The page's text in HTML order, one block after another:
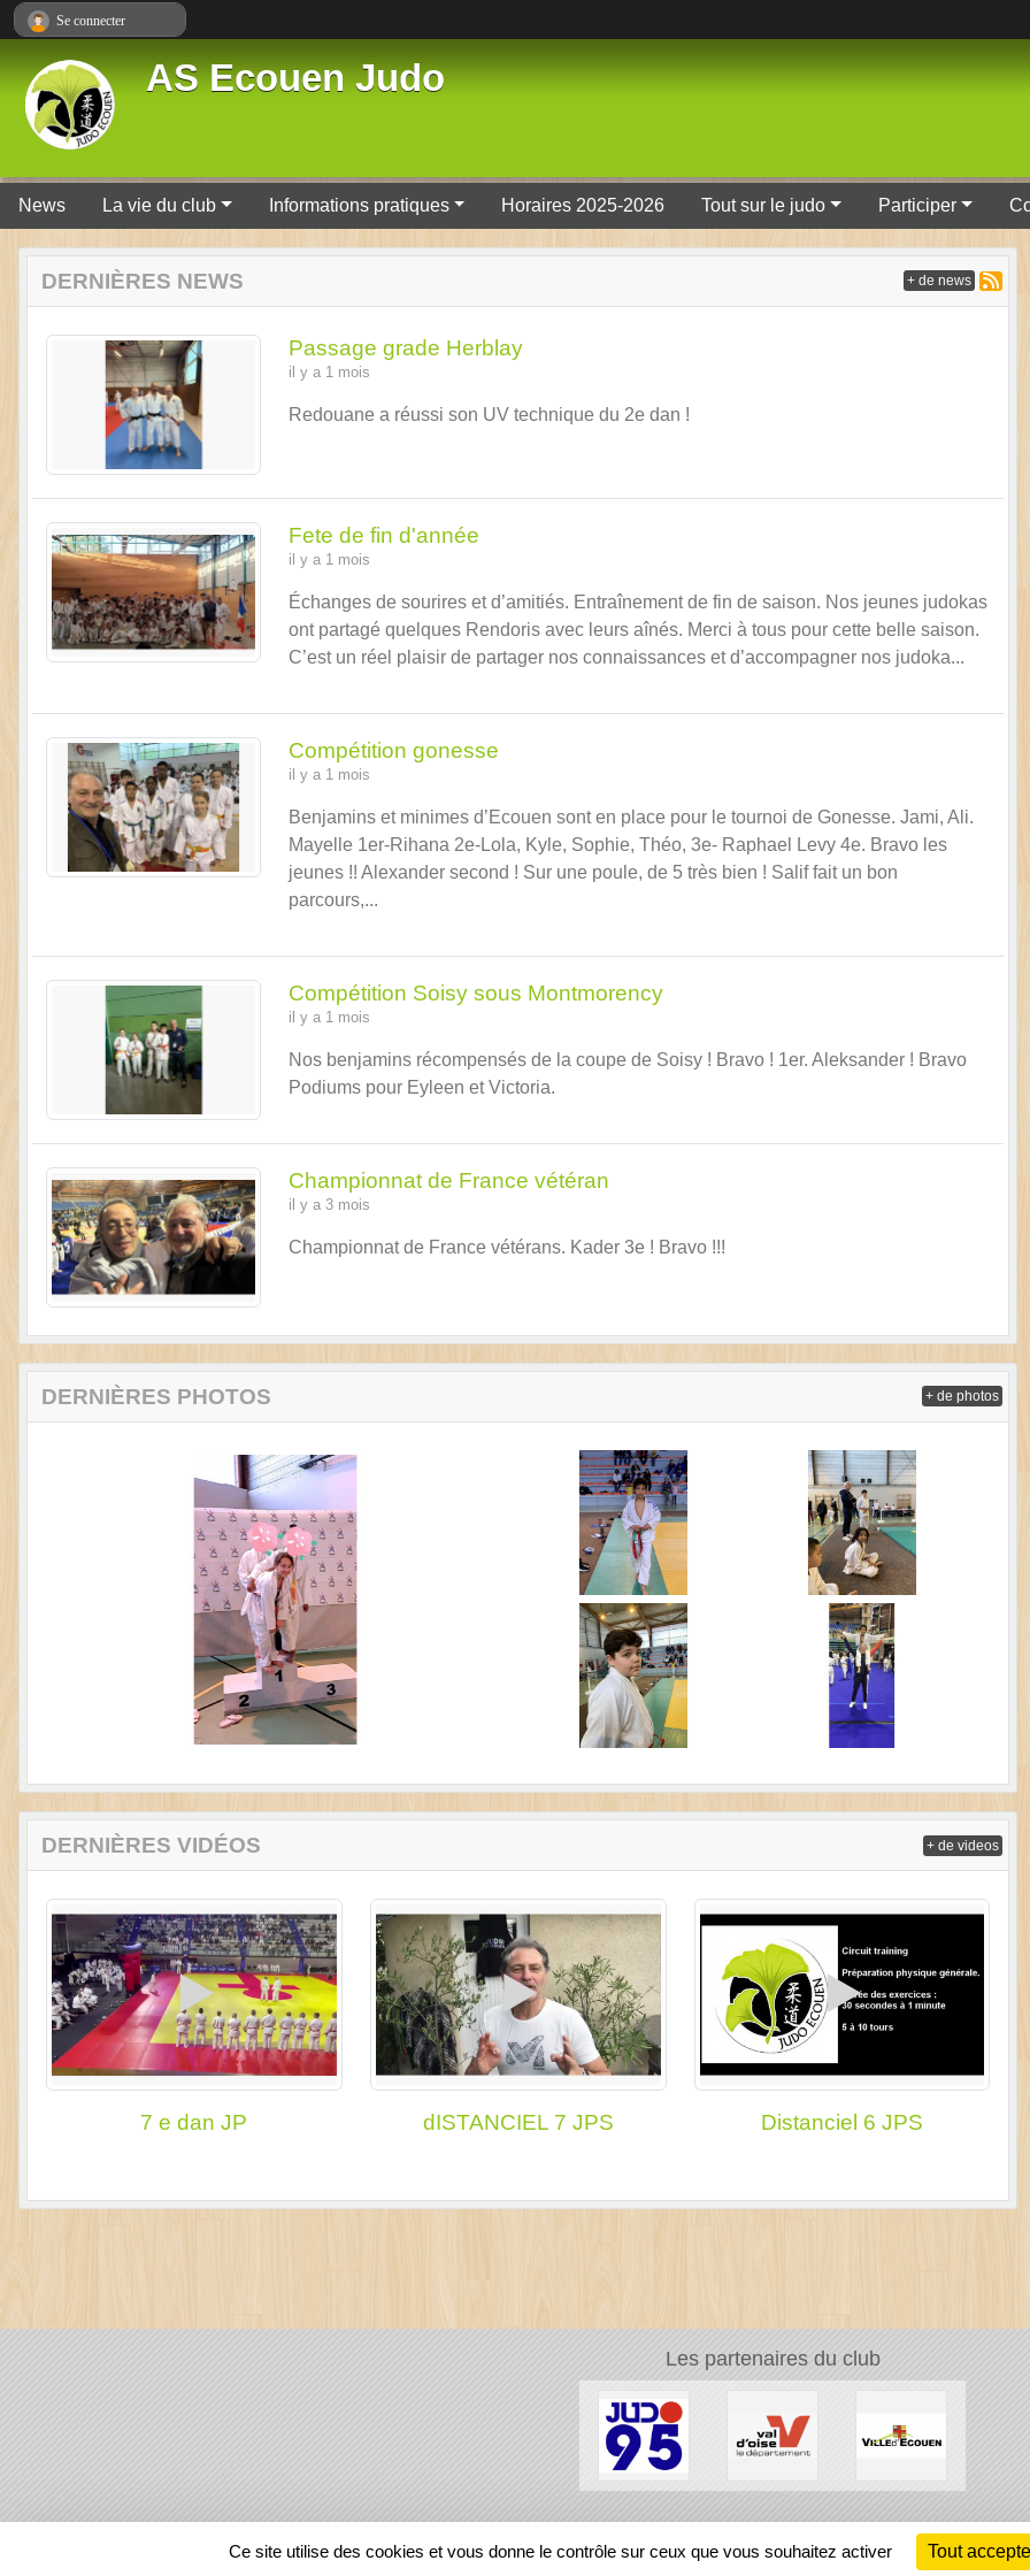
AS Ecouen Judo
News La vie du club Informations pratiques Horaires 2025-2026 Tout sur le judo Participer
DERNIÈRES NEWS
Passage grade Herblay
il y a 1 mois
Redouane a réussi son UV technique du 2e dan !
Fete de fin d'année
il y a 1 mois
Échanges de sourires et d’amitiés. Entraînement de fin de saison. Nos jeunes judokas
ont partagé quelques Rendoris avec leurs aînés. Merci à tous pour cette belle saison.
C’est un réel plaisir de partager nos connaissances et d’accompagner nos judoka...
Compétition gonesse
il y a 1 mois
Benjamins et minimes d’Ecouen sont en place pour le tournoi de Gonesse. Jami, Ali.
Mayelle 1er-Rihana 2e-Lola, Kyle, Sophie, Théo, 3e- Raphael Levy 4e. Bravo les
jeunes !! Alexander second ! Sur une poule, de 5 très bien ! Salif fait un bon
parcours,...
Compétition Soisy sous Montmorency
il y a 1 mois
Nos benjamins récompensés de la coupe de Soisy ! Bravo ! 1er. Aleksander ! Bravo
Podiums pour Eyleen et Victoria.
Championnat de France vétéran
il y a 3 mois
Championnat de France vétérans. Kader 3e ! Bravo !!!
+ de news
DERNIÈRES PHOTOS + de photos
DERNIÈRES VIDÉOS
7 e dan JP dISTANCIEL 7 JPS Distanciel 6 JPS
+ de videos
Les partenaires du club
REGIONS
Se connecter
Panneau de gestion des cookies
Ce site utilise des cookies et vous donne le contrôle sur ceux que vous souhaitez activer Tout